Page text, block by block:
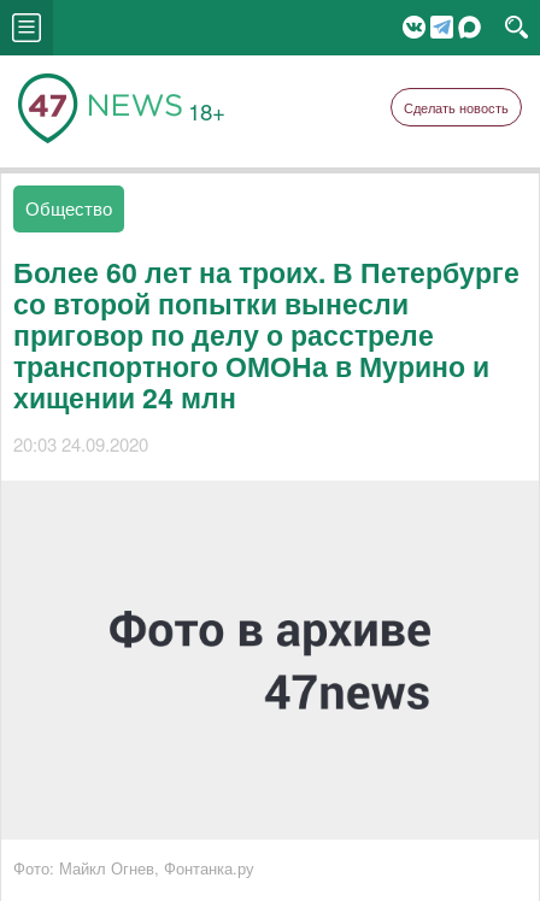
18+ Сделать новость
Общество
Более 60 лет на троих. В Петербурге
со второй попытки вынесли
приговор по делу о расстреле
транспортного ОМОНа в Мурино и
хищении 24 млн
20:03 24.09.2020
Фото: Майкл Огнев, Фонтанка.ру